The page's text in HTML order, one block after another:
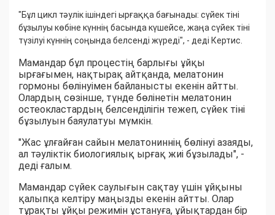
"Бұл цикл тәулік ішіндегі ырғаққа бағынады: сүйек тіні
бұзылуы көбіне күннің басында күшейсе, жаңа сүйек тіні
түзілуі күннің соңында белсенді жүреді", - деді Кертис.
Мамандар бұл процестің барлығы ұйқы
ырғағымен, нақтырақ айтқанда, мелатонин
гормоны бөлінуімен байланысты екенін айтты.
Олардың сөзінше, түнде бөлінетін мелатонин
остеокластардың белсенділігін тежеп, сүйек тіні
бұзылуын баяулатуы мүмкін.
"Жас ұлғайған сайын мелатониннің бөлінуі азаяды,
ал тәуліктік биологиялық ырғақ жиі бұзылады", -
деді ғалым.
Мамандар сүйек саулығын сақтау үшін ұйқыны
қалыпқа келтіру маңызды екенін айтты. Олар
тұрақты ұйқы режимін ұстануға, ұйықтардан бір